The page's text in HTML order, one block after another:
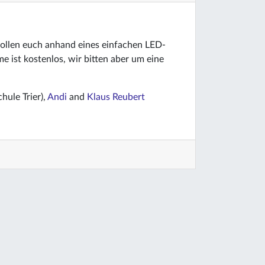
euch anhand eines einfachen LED-
ist kostenlos, wir bitten aber um eine
Trier), Andi and Klaus Reubert